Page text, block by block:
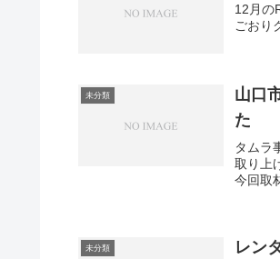
12月の
ごおり
未分類
山口
た
タムラ
取り上
今回取
未分類 レン